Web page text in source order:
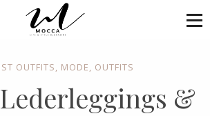
OUTFITS, MODE, OUTFITS
&